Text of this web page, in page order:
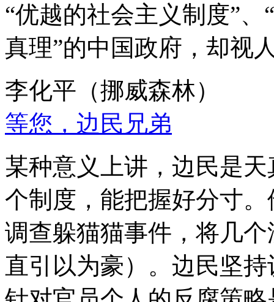
“优越的社会主义制度”
真理”的中国政府，却视
李化平（挪威森林）
等您，边民兄弟
某种意义上讲，边民是
个制度，能把握好分寸
调查躲猫猫事件，将几
直引以为豪）。边民坚